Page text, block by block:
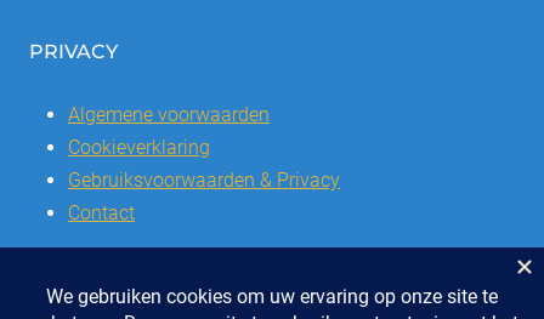
PRIVACY
Algemene voorwaarden
Cookieverklaring
Gebruiksvoorwaarden & Privacy
Contact